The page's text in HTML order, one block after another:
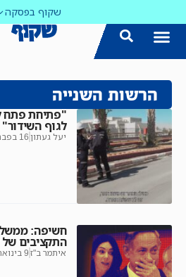
שקוף בפסקה
הרשות השנייה
"פתיחת פתח
לגוף השידור"
יעל געתון 16 בפברואר 2026
חשיפה:
התקציבים של ערוץ
איתמר ב"ז9 בינואר 2025